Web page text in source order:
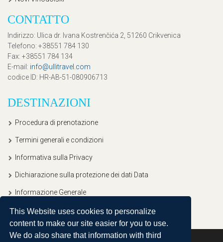
This Website uses cookies to personalize
content to make our site easier for you to use.
We do also share that information with third
CONTATTO
Indirizzo: Ulica dr. Ivana Kostrenčića 2, 51260 Crikvenica
Telefono: +38551 784 130
Fax: +38551 784 134
E-mail : info@ullitravel.com
codice ID: HR-AB-51-080906713
DESTINAZIONI
Procedura di prenotazione
Termini generali e condizioni
Informativa sulla Privacy
Dichiarazione sulla protezione dei dati Data
Informazione Generale